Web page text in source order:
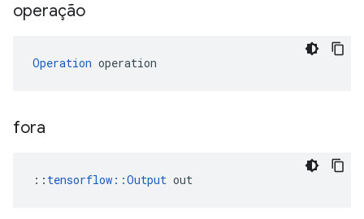
operação
Operation operation
fora
:: tensorflow::Output out